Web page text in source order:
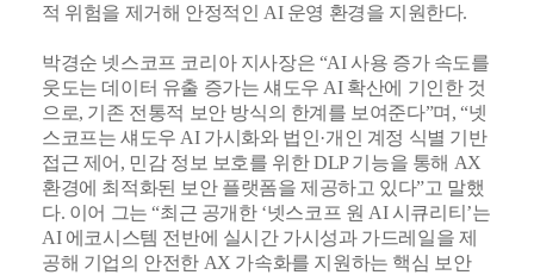
적 위험을 제거해 안정적인 AI 운영 환경을 지원한다.
박경순 넷스코프 코리아 지사장은 “AI 사용 증가 속도를
웃도는 데이터 유출 증가는 섀도우 AI 확산에 기인한 것
으로, 기존 전통적 보안 방식의 한계를 보여준다”며, “넷
스코프는 섀도우 AI 가시화와 법인·개인 계정 식별 기반
접근 제어, 민감 정보 보호를 위한 DLP 기능을 통해 AX
환경에 최적화된 보안 플랫폼을 제공하고 있다”고 말했
다. 이어 그는 “최근 공개한 ‘넷스코프 원 AI 시큐리티’는
AI 에코시스템 전반에 실시간 가시성과 가드레일을 제
공해 기업의 안전한 AX 가속화를 지원하는 핵심 보안